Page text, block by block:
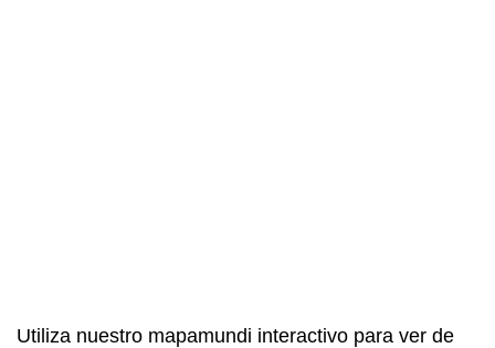
Utiliza nuestro mapamundi interactivo para ver de